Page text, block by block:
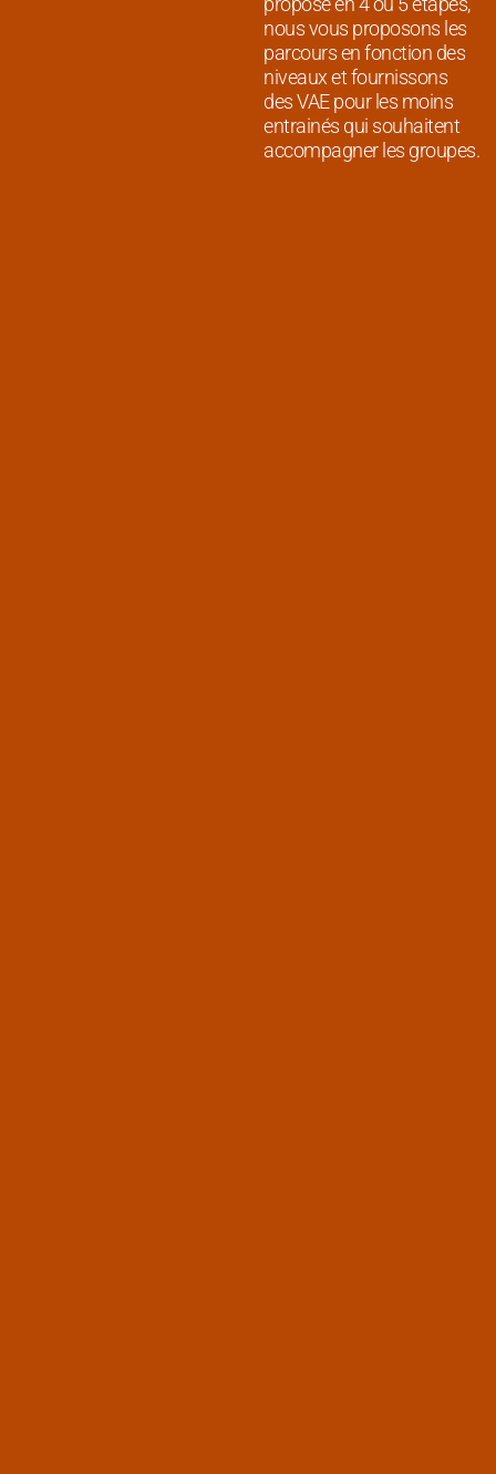
nous vous proposons les
parcours en fonction des
niveaux et fournissons
des VAE pour les moins
entrainés qui souhaitent
accompagner les groupes.